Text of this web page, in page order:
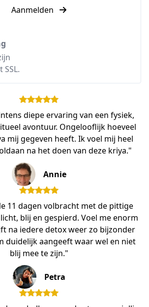
Aanmelden
diepe ervaring van een fysiek,
avontuur. Ongelooflijk hoeveel
mij gegeven heeft. Ik voel mij heel
na het doen van deze kriya."
Annie
11 dagen volbracht met de pittige
blij en gespierd. Voel me enorm
na iedere detox weer zo bijzonder
duidelijk aangeeft waar wel en niet
blij mee te zijn."
Petra